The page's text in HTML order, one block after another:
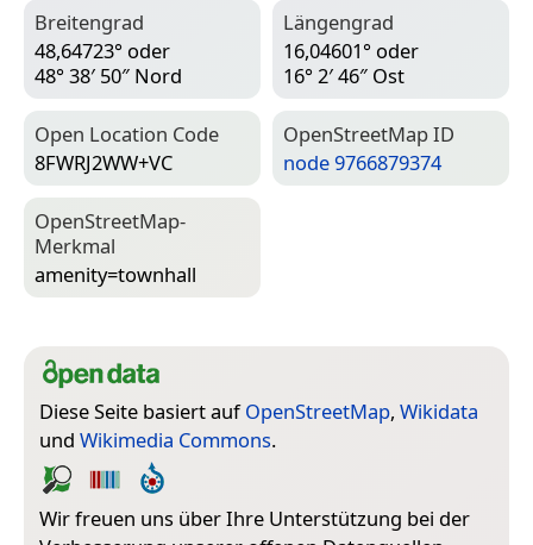
Breitengrad
48,64723° oder
48° 38′ 50″ Nord
Längengrad
16,04601° oder
16° 2′ 46″ Ost
Open Location Code
8FWRJ2WW+VC
Open­Street­Map ID
node 9766879374
Open­Street­Map-
Merkmal
amenity=­townhall
Diese Seite basiert aufOpenStreetMap, Wikidata
und Wikimedia Commons.
Wir freuen uns über Ihre Unterstützung bei der